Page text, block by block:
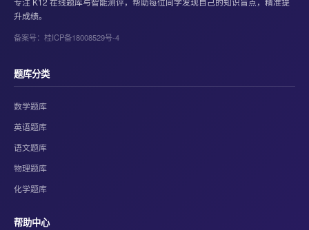
升成绩。
备案号：桂ICP备18008529号-4
题库分类
数学题库
英语题库
语文题库
物理题库
化学题库
帮助中心